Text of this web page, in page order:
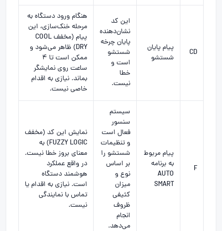
CD
پیام پایان
شستشو
این کد
نشان‌دهنده
پایان چرخه
شستشو
است و
خطا
نیست.
هنگام ورود دستگاه به
مرحله خنک‌سازی، این
پیام (مخفف COOL
DRY) ظاهر می‌شود و
ممکن است تا ۴
ساعت روی نمایشگر
بماند. نیازی به اقدام
خاصی نیست.
F
پیام مربوط
به برنامه
AUTO
SMART
سیستم
سنسور
فعال است
و تنظیمات
شستشو را
بر اساس
نوع و
میزان
کثیفی
ظروف
انجام
می‌دهد.
نمایش این کد (مخفف
FUZZY LOGIC) به
معنای بروز خطا نیست.
در واقع عملکرد
هوشمند دستگاه
است. نیازی به اقدام یا
تماس با نمایندگی
نیست.